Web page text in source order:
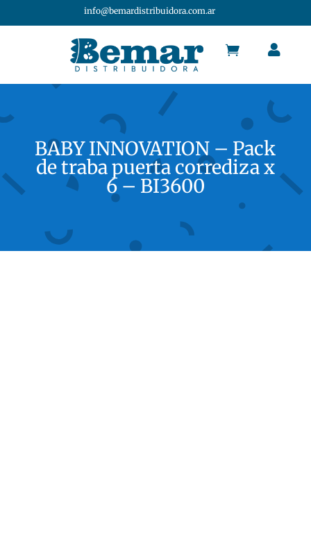
info@bemardistribuidora.com.ar
 
BABY INNOVATION – Pack
de traba puerta corrediza x
6 – BI3600